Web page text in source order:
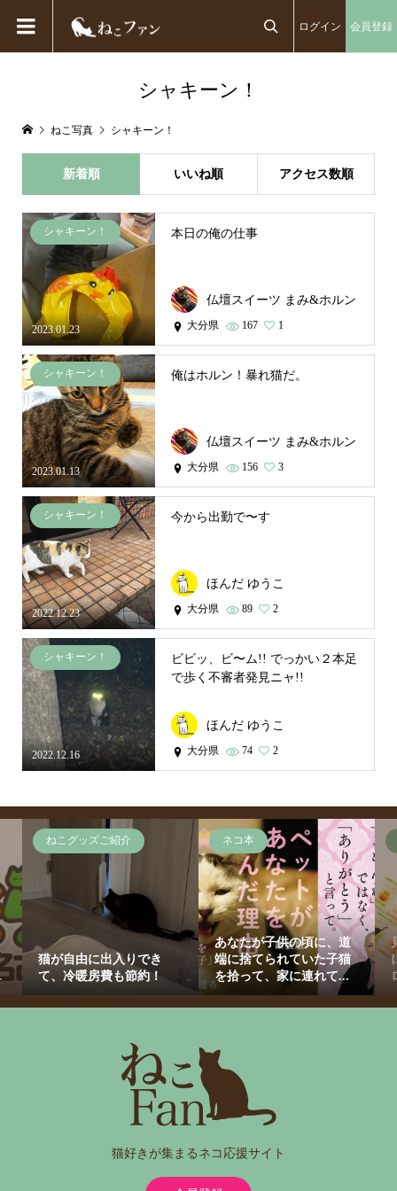
ログイン 会員登録
シャキーン！
ねこ写真 シャキーン！
新着順 いいね順 アクセス数順
2023.01.23
シャキーン！ 本日の俺の仕事
仏壇スイーツ まみ&ホルン
大分県 167 1
2023.01.13
シャキーン！ 俺はホルン！暴れ猫だ。
仏壇スイーツ まみ&ホルン
大分県 156 3
2022.12.23
シャキーン！ 今から出勤で〜す
ほんだ ゆうこ
大分県 89 2
2022.12.16
シャキーン！
ビビッ、ビ〜ム!! でっかい２本足
で歩く不審者発見ニャ!!
ほんだ ゆうこ
大分県 74 2
ねこグッズご紹介
猫が自由に出入りでき
て、冷暖房費も節約！
ネコ本
あなたが子供の頃に、道
端に捨てられていた子猫
を拾って、家に連れて...
猫好きが集まるネコ応援サイト